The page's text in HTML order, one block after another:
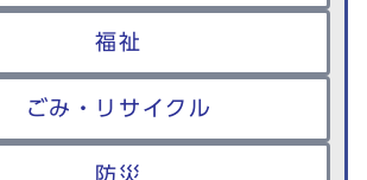
福祉
ごみ・リサイクル
防災